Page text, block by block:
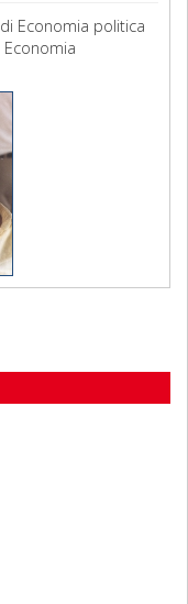
Economia politica